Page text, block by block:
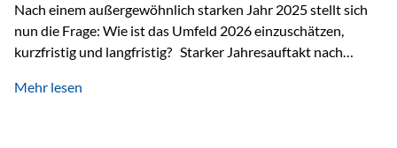
Nach einem außergewöhnlich starken Jahr 2025 stellt sich
nun die Frage: Wie ist das Umfeld 2026 einzuschätzen,
kurzfristig und langfristig? Starker Jahresauftakt nach
Dynamik in das Jahr 2026 gestartet. Zwischen dem
Mehr lesen